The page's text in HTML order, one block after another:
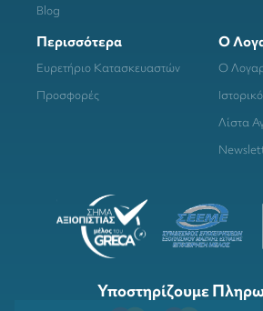
Blog
Περισσότερα
Ευρετήριο Κατασκευαστών
Προσφορές
Ο
Ο
Λίστα
Υποστηρίζουμε